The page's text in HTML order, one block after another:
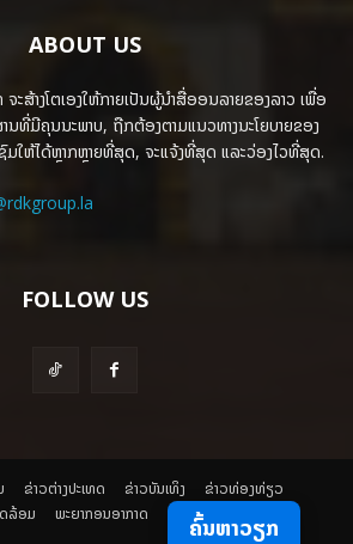
ABOUT US
ສ້າງໂຕເອງໃຫ້ກາຍເປັນຜູ້ນຳສື່ອອນລາຍຂອງລາວ ເພື່ອ
ນທີ່ມີຄຸນນະພາບ, ຖືກຕ້ອງຕາມແນວທາງນະໂຍບາຍຂອງ
ໃຫ້ໄດ້ຫຼາກຫຼາຍທີ່ສຸດ, ຈະແຈ້ງທີ່ສຸດ ແລະວ່ອງໄວທີ່ສຸດ.
FOLLOW US
ຂ່າວຕ່າງປະເທດ ​ຂ່າວບັນເທິງ
​ຂ່າວທ່ອງທ່ຽວ
ລ້ອມ
ພະຍາກອນອາກາດ ຄົ້ນຫາວຽກ